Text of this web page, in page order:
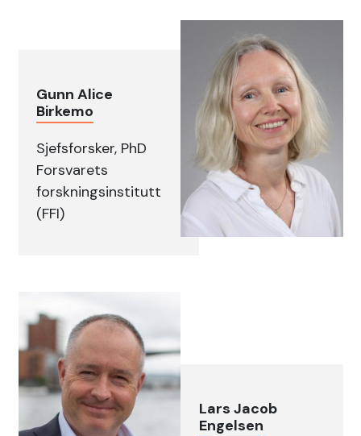
Gunn Alice
Birkemo
Sjefsforsker, PhD
Forsvarets
forskningsinstitutt
(FFI)
Lars Jacob
Engelsen